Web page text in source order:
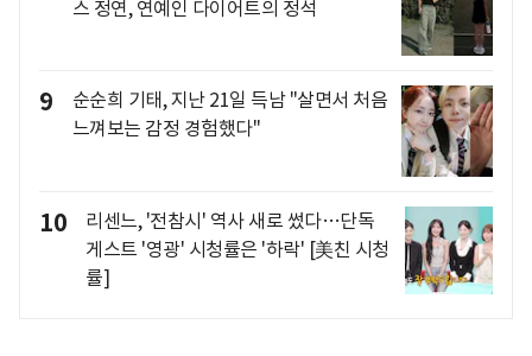
스 정연, 연예인 다이어트의 정석
9
순순희 기태, 지난 21일 득남 "살면서 처음
느껴보는 감정 경험했다"
10
리센느, '전참시' 역사 새로 썼다…단독
게스트 '영광' 시청률은 '하락' [美친 시청
률]